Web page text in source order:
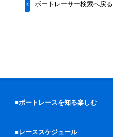
ボートレーサー検索へ戻る
■ボートレースを知る楽しむ
■レーススケジュール